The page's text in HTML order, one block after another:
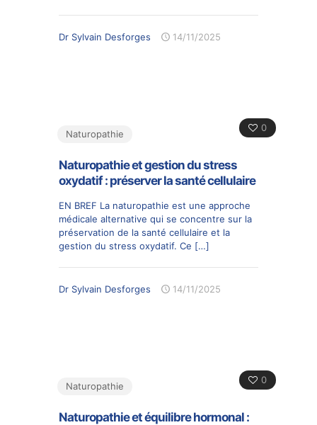
Dr Sylvain Desforges 14/11/2025
0
Naturopathie
Naturopathie et gestion du stress
oxydatif : préserver la santé cellulaire
EN BREF La naturopathie est une approche
médicale alternative qui se concentre sur la
préservation de la santé cellulaire et la
gestion du stress oxydatif. Ce […]
Dr Sylvain Desforges 14/11/2025
0
Naturopathie
Naturopathie et équilibre hormonal :